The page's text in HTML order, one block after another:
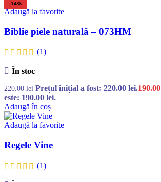
-14%
Adaugă la favorite
Biblie piele naturală – 073HM
(1)
În stoc
220.00lei Prețul inițial a fost: 220.00 lei.190.00
este: 190.00 lei.
Adaugă în coș
Adaugă la favorite
Regele Vine
(1)